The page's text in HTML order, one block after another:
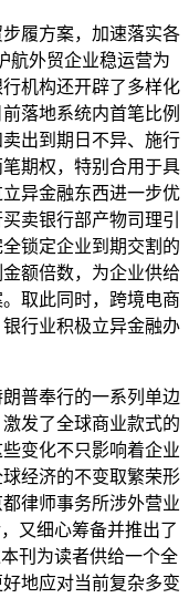
履方案，加速落实各
航外贸企业稳运营为
机构还开辟了多样化
落地系统内首笔比例
出到期日不异、施行
期权，特别合用于具
异金融东西进一步优
卖银行部产物司理引
锁定企业到期交割的
额倍数，为企业供给
取此同时，跨境电商
行业积极立异金融办
普奉行的一系列单边
发了全球商业款式的
变化不只影响着企业
经济的不变取繁荣形
律师事务所涉外营业
又细心筹备并推出了
刊为读者供给一个全
地应对当前复杂多变